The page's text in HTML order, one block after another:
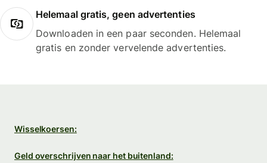
Helemaal gratis, geen advertenties
Downloaden in een paar seconden. Helemaal
gratis en zonder vervelende advertenties.
Wisselkoersen:
Geld overschrijven naar het buitenland: